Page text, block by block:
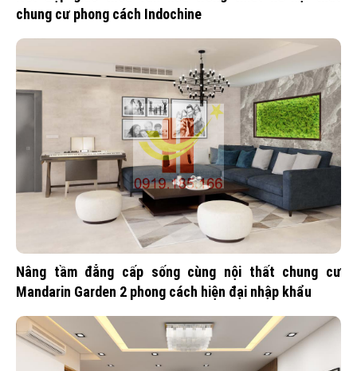
chung cư phong cách Indochine
Nâng tầm đẳng cấp sống cùng nội thất chung cư
Mandarin Garden 2 phong cách hiện đại nhập khẩu